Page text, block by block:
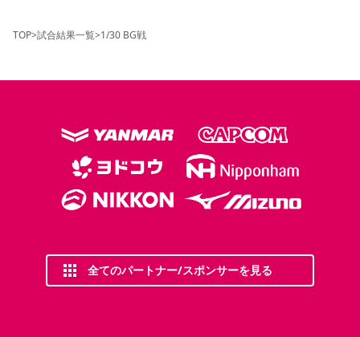
TOP>試合結果一覧>1/30 BG戦
全てのパートナー/スポンサーを見る